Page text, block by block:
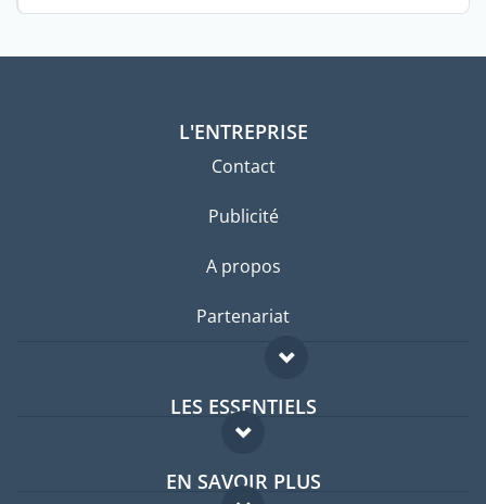
L'ENTREPRISE
Contact
Publicité
A propos
Partenariat
LES ESSENTIELS
Forum expatriés
Guides pays
EN SAVOIR PLUS